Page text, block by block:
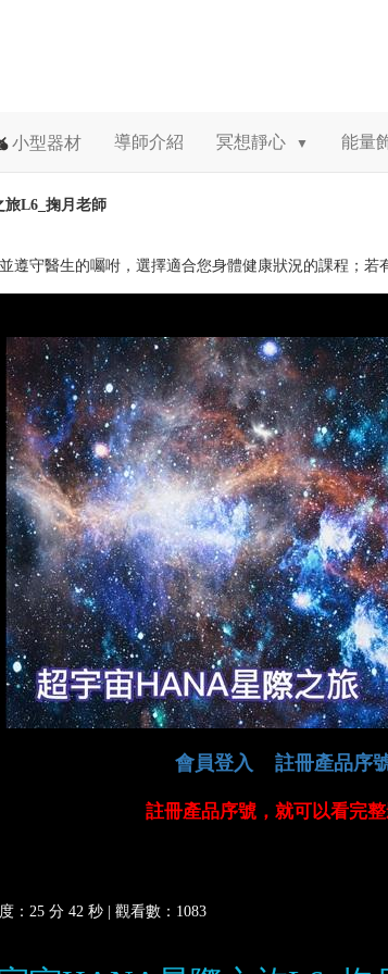
小型器材 導師介紹 冥想靜心 ▼ 能量
L6_掬月老師
遵守醫生的囑咐，選擇適合您身體健康狀況的課程；若
會員登入 註冊產品序
註冊產品序號，就可以看完
：25 分 42 秒 | 觀看數：1083